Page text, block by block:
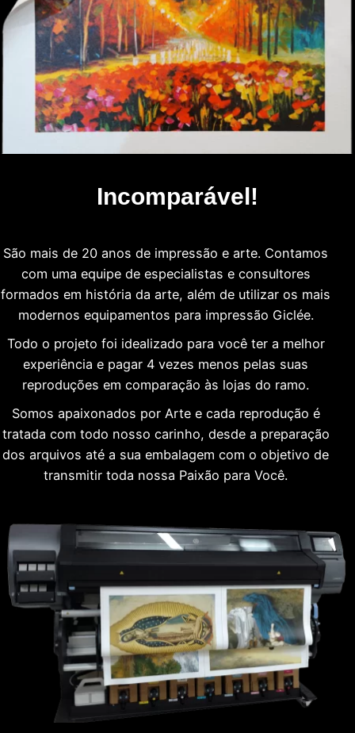
Incomparável!
São mais de 20 anos de impressão e arte. Contamos
com uma equipe de especialistas e consultores
formados em história da arte, além de utilizar os mais
modernos equipamentos para impressão Giclée.
Todo o projeto foi idealizado para você ter a melhor
experiência e pagar 4 vezes menos pelas suas
reproduções em comparação às lojas do ramo.
Somos apaixonados por Arte e cada reprodução é
tratada com todo nosso carinho, desde a preparação
dos arquivos até a sua embalagem com o objetivo de
transmitir toda nossa Paixão para Você.